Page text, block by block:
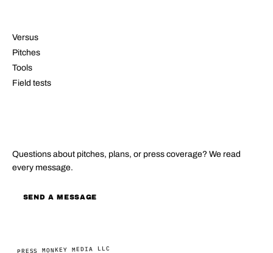
Versus
Pitches
Tools
Field tests
Questions about pitches, plans, or press coverage? We read
every message.
SEND A MESSAGE
PRESS MONKEY MEDIA LLC